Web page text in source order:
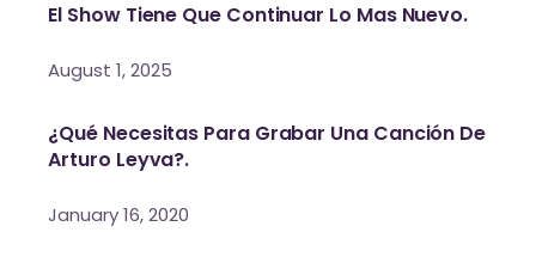
El Show Tiene Que Continuar Lo Mas Nuevo.
August 1, 2025
¿Qué Necesitas Para Grabar Una Canción De
Arturo Leyva?.
January 16, 2020